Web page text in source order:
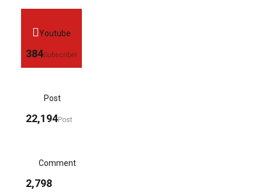
Youtube
384Subscriber
Post
22,194Post
Comment
2,798